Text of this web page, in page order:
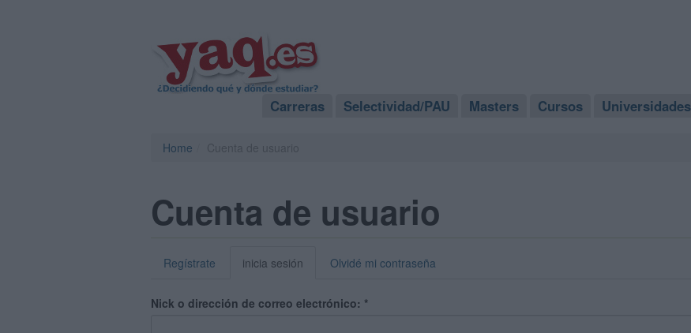
Carreras Selectividad/PAU Masters Cursos Universidades
Home
Cuenta de usuario
Regístrate inicia sesión Olvidé mi contraseña
Nick o dirección de correo electrónico: *